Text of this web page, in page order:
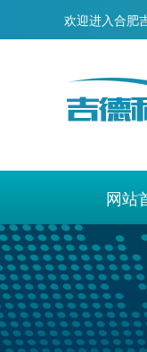
欢迎进入合肥
网站